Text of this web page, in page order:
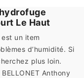
Le Haut
un item
d’humidité. Si
plus loin.
Anthony